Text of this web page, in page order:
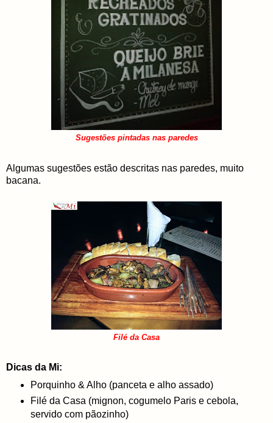
Sugestões pintadas nas paredes
Algumas sugestões estão descritas nas paredes, muito
bacana.
Filé da Casa
Dicas da Mi:
Porquinho & Alho (panceta e alho assado)
Filé da Casa (mignon, cogumelo Paris e cebola,
servido com pãozinho)